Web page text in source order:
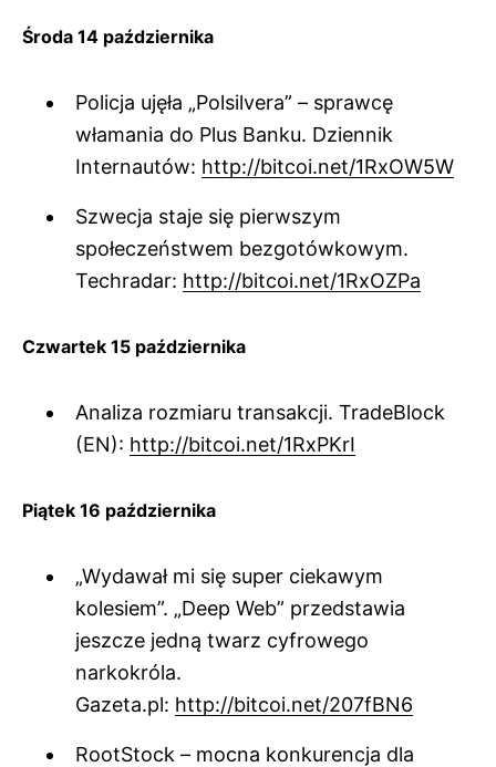
Środa 14 października
Policja ujęła „Polsilvera” – sprawcę
włamania do Plus Banku. Dziennik
Internautów: http://bitcoi.net/1RxOW5W
Szwecja staje się pierwszym
społeczeństwem bezgotówkowym.
Techradar: http://bitcoi.net/1RxOZPa
Czwartek 15 października
Analiza rozmiaru transakcji. TradeBlock
(EN): http://bitcoi.net/1RxPKrI
Piątek 16 października
„Wydawał mi się super ciekawym
kolesiem”. „Deep Web” przedstawia
jeszcze jedną twarz cyfrowego
narkokróla.
Gazeta.pl: http://bitcoi.net/207fBN6
RootStock – mocna konkurencja dla